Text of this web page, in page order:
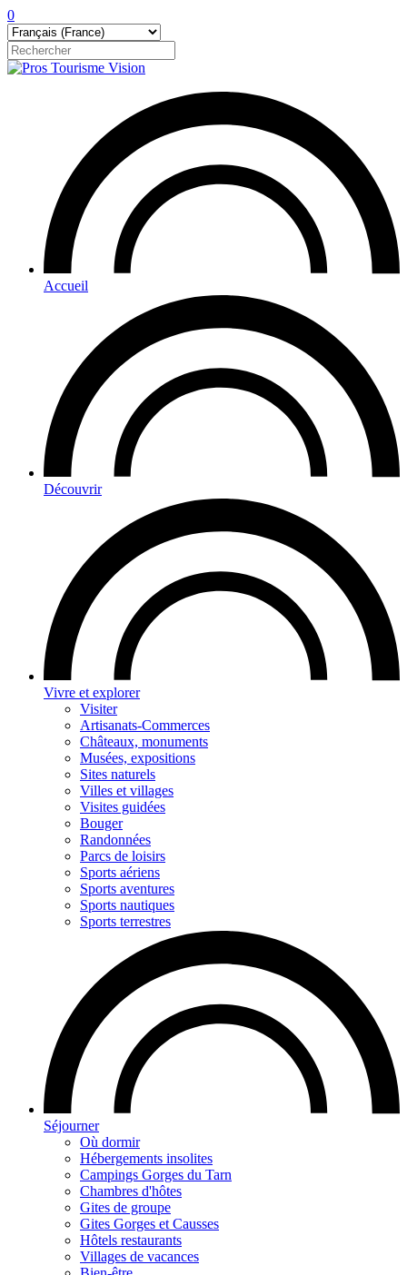
0
Accueil
Découvrir
Vivre et explorer
Visiter
Artisanats-Commerces
Châteaux, monuments
Musées, expositions
Sites naturels
Villes et villages
Visites guidées
Bouger
Randonnées
Parcs de loisirs
Sports aériens
Sports aventures
Sports nautiques
Sports terrestres
Séjourner
Où dormir
Hébergements insolites
Campings Gorges du Tarn
Chambres d'hôtes
Gites de groupe
Gites Gorges et Causses
Hôtels restaurants
Villages de vacances